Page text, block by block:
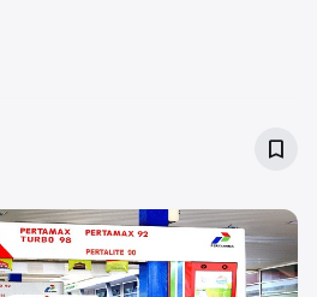
bookmark_border